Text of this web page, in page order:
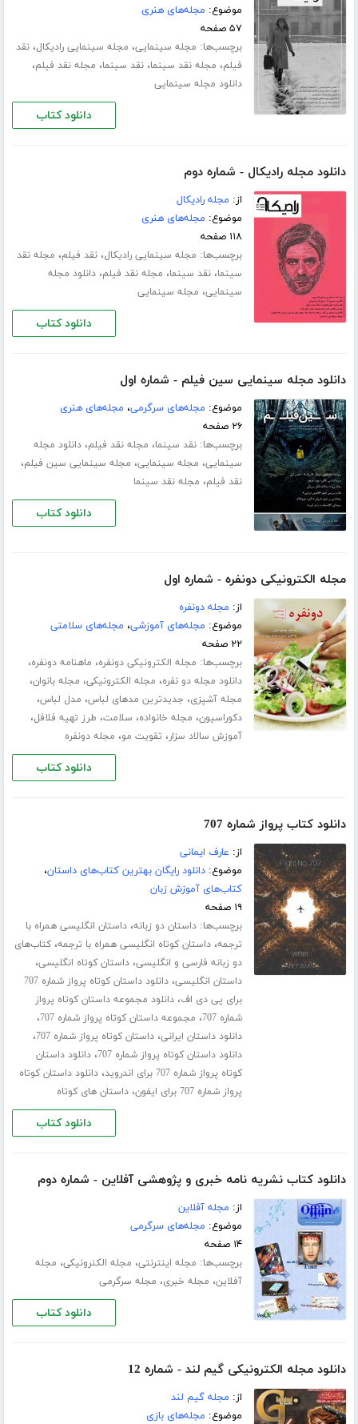
موضوع: مجله‌های هنری
۵۷ صفحه
برچسب‌ها: مجله سینمایی، مجله سینمایی رادیکال،نقد
فیلم، مجله نقد سینما،نقد سینما، مجله نقد فیلم،
دانلود مجله سینمایی
دانلود کتاب
دانلود مجله رادیکال - شماره دوم
از: مجله رادیکال
موضوع: مجله‌های هنری
۱۱۸ صفحه
برچسب‌ها: مجله سینمایی رادیکال،نقد فیلم، مجله نقد
سینما،نقد سینما، مجله نقد فیلم،دانلود مجله
سینمایی، مجله سینمایی
دانلود کتاب
دانلود مجله سینمایی سین فیلم - شماره اول
موضوع: مجله‌های سرگرمی، مجله‌های هنری
۲۶ صفحه
برچسب‌ها:نقد سینما، مجله نقد فیلم،دانلود مجله
سینمایی، مجله سینمایی، مجله سینمایی سین فیلم،
نقد فیلم، مجله نقد سینما
دانلود کتاب
مجله الکترونیکی دونفره - شماره اول
از: مجله دونفره
موضوع: مجله‌های آموزشی، مجله‌های سلامتی
۲۲ صفحه
برچسب‌ها: مجله الکترونیکی دونفره، ماهنامه دونفره،
دانلود مجله دو نفره، مجله الکترونیکی، مجله بانوان،
مجله آشپزی، جدیدترین مدهای لباس، مدل لباس،
دکوراسیون، مجله خانواده، سلامت، طرز تهیه فلافل،
آموزش سالاد سزار، تقویت مو، مجله دونفره
دانلود کتاب
دانلود کتاب پرواز شماره 707
از: عارف ایمانی
موضوع:دانلود رایگان بهترین کتاب‌های داستان،
کتاب‌های آموزش زبان
۱۹ صفحه
برچسب‌ها:داستان دو زبانه،داستان انگلیسی همراه با
ترجمه،داستان کوتاه انگلیسی همراه با ترجمه،کتاب‌های
دو زبانه فارسی و انگلیسی،داستان کوتاه انگلیسی،
داستان انگلیسی،
دانلود داستان کوتاه پرواز شماره 707
برای پی دی اف،دانلود مجموعه داستان کوتاه پرواز
شماره 707
، مجموعه داستان کوتاه پرواز شماره 707 ،
دانلود داستان ایرانی،داستان کوتاه پرواز شماره 707 ،
دانلود داستان کوتاه پرواز شماره 707 ،دانلود داستان
کوتاه پرواز شماره 707 برای اندروید
،دانلود داستان کوتاه
پرواز شماره 707 برای ایفون
،داستان های کوتاه
دانلود کتاب
دانلود کتاب نشریه نامه خبری و پژوهشی آفلاین - شماره دوم
از: مجله آفلاین
موضوع: مجله‌های سرگرمی
۱۴ صفحه
برچسب‌ها: مجله اینترنتی، مجله الکنرونیکی، مجله
آفلاین، مجله خبری، مجله سرگرمی
دانلود کتاب
دانلود مجله الکترونیکی گیم لند - شماره 12
از: مجله گیم لند
موضوع: مجله‌های بازی